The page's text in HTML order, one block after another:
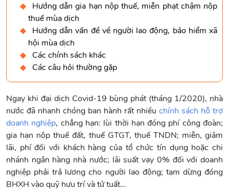
Hướng dẫn gia hạn nộp thuế, miễn phạt chậm nộp
thuế mùa dịch
Hướng dẫn vấn đề về người lao động, bảo hiểm xã
hội mùa dịch
Các chính sách khác
Các câu hỏi thường gặp
Ngay khi đại dịch Covid-19 bùng phát (tháng 1/2020), nhà
nước đã nhanh chóng ban hành rất nhiều chính sách hỗ trợ
doanh nghiệp, chẳng hạn: lùi thời hạn đóng phí công đoàn;
gia hạn nộp thuế đất, thuế GTGT, thuế TNDN; miễn, giảm
lãi, phí đối với khách hàng của tổ chức tín dụng hoặc chi
nhánh ngân hàng nhà nước; lãi suất vay 0% đối với doanh
nghiệp phải trả lương cho người lao động; tạm dừng đóng
BHXH vào quỹ hưu trí và tử tuất…